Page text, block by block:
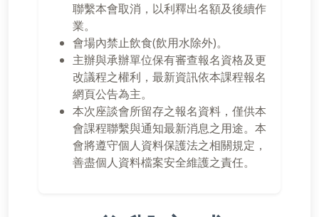
聯繫本會取消，以利釋出名額及後續作
業。
會場內禁止飲食(飲用水除外)。
主辦與承辦單位保有審查報名資格及更
改議程之權利，最新資訊依本課程報名
網頁公告為主。
本次座談會所留存之報名資料，僅供本
會課程聯繫與通知最新消息之用途。本
會將遵守個人資料保護法之相關規定，
善盡個人資料檔案安全維護之責任。